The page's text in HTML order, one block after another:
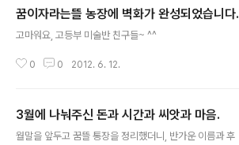
꿈이자라는뜰 농장에 벽화가 완성되었습니다.
고마워요, 고등부 미술반 친구들~ ^^
0 0 2012. 6. 12.
3월에 나눠주신 돈과 시간과 씨앗과 마음.
월말을 앞두고 꿈뜰 통장을 정리했더니, 반가운 이름과 후